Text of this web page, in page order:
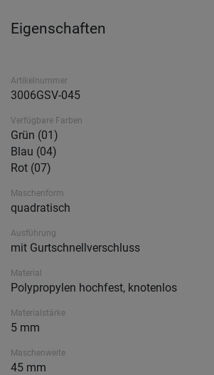
Eigenschaften
Artikelnummer
3006GSV-045
Verfügbare Farben
Grün (01)
Blau (04)
Rot (07)
Maschenform
quadratisch
Ausführung
mit Gurtschnellverschluss
Material
Polypropylen hochfest, knotenlos
Materialstärke
5 mm
Maschenweite
45 mm